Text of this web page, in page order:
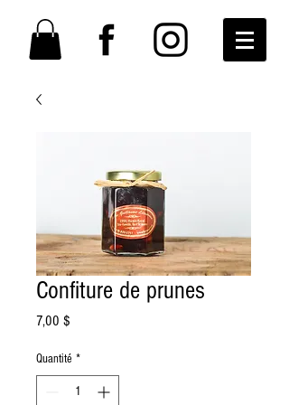
Confiture de prunes
7,00 $
Quantité *